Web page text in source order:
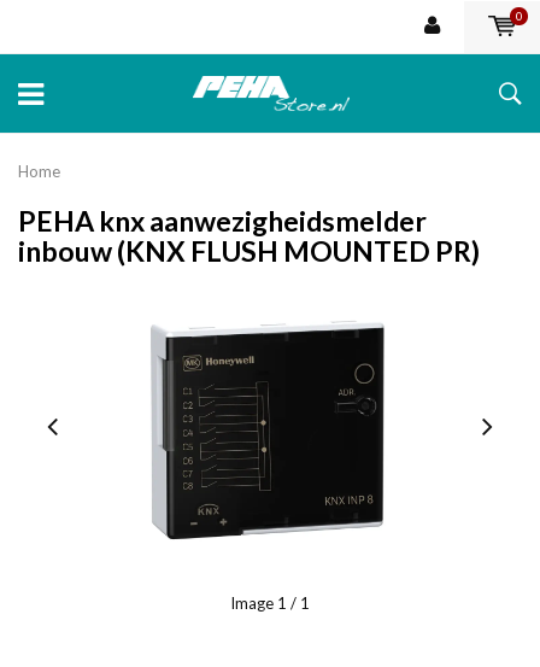
0
Home
PEHA knx aanwezigheidsmelder
inbouw (KNX FLUSH MOUNTED PR)
Image 1 / 1